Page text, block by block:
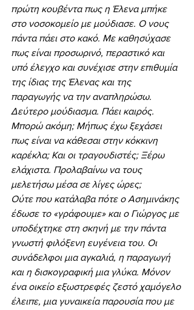
πρώτη κουβέντα πως η Έλενα μπήκε
στο νοσοκομείο με μούδιασε. Ο νους
πάντα πάει στο κακό. Με καθησύχασε
πως είναι προσωρινό, περαστικό και
υπό έλεγχο και συνέχισε στην επιθυμία
της ίδιας της Έλενας και της
παραγωγής να την αναπληρώσω.
Δεύτερο μούδιασμα. Πάει καιρός.
Μπορώ ακόμη; Μήπως έχω ξεχάσει
πως είναι να κάθεσαι στην κόκκινη
καρέκλα; Και οι τραγουδιστές; Ξέρω
ελάχιστα. Προλαβαίνω να τους
μελετήσω μέσα σε λίγες ώρες;
Ούτε που κατάλαβα πότε ο Ασημινάκης
έδωσε το «γράφουμε» και ο Γιώργος με
υποδέχτηκε στη σκηνή με την πάντα
γνωστή φιλόξενη ευγένεια του. Οι
συνάδελφοι μια αγκαλιά, η παραγωγή
και η δισκογραφική μια γλύκα. Μόνον
ένα οικείο εξωστρεφές ζεστό χαμόγελο
έλειπε, μια γυναικεία παρουσία που με